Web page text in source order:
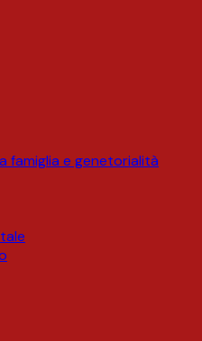
famiglia e genetorialità